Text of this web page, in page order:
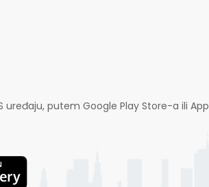
putem Google Play Store-a ili App